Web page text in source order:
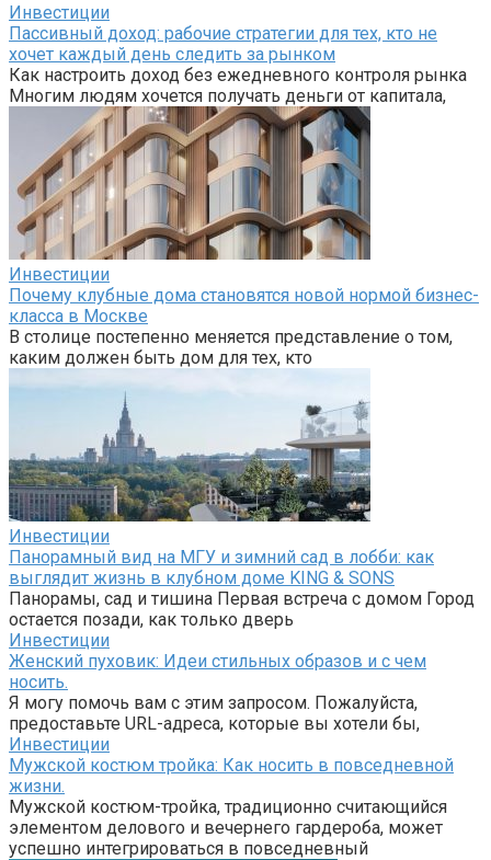
Инвестиции
Пассивный доход: рабочие стратегии для тех, кто не
хочет каждый день следить за рынком
Как настроить доход без ежедневного контроля рынка
Многим людям хочется получать деньги от капитала,
Инвестиции
Почему клубные дома становятся новой нормой бизнес-
класса в Москве
В столице постепенно меняется представление о том,
каким должен быть дом для тех, кто
Инвестиции
Панорамный вид на МГУ и зимний сад в лобби: как
выглядит жизнь в клубном доме KING & SONS
Панорамы, сад и тишина Первая встреча с домом Город
остается позади, как только дверь
Инвестиции
Женский пуховик: Идеи стильных образов и с чем
носить.
Я могу помочь вам с этим запросом. Пожалуйста,
предоставьте URL-адреса, которые вы хотели бы,
Инвестиции
Мужской костюм тройка: Как носить в повседневной
жизни.
Мужской костюм-тройка, традиционно считающийся
элементом делового и вечернего гардероба, может
успешно интегрироваться в повседневный